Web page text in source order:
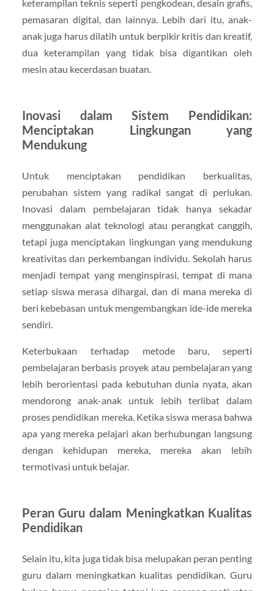
keterampilan teknis seperti pengkodean, desain grafis,
pemasaran digital, dan lainnya. Lebih dari itu, anak-
anak juga harus dilatih untuk berpikir kritis dan kreatif,
dua keterampilan yang tidak bisa digantikan oleh
mesin atau kecerdasan buatan.
Inovasi dalam Sistem Pendidikan:
Menciptakan Lingkungan yang
Mendukung
Untuk menciptakan pendidikan berkualitas,
perubahan sistem yang radikal sangat di perlukan.
Inovasi dalam pembelajaran tidak hanya sekadar
menggunakan alat teknologi atau perangkat canggih,
tetapi juga menciptakan lingkungan yang mendukung
kreativitas dan perkembangan individu. Sekolah harus
menjadi tempat yang menginspirasi, tempat di mana
setiap siswa merasa dihargai, dan di mana mereka di
beri kebebasan untuk mengembangkan ide-ide mereka
sendiri.
Keterbukaan terhadap metode baru, seperti
pembelajaran berbasis proyek atau pembelajaran yang
lebih berorientasi pada kebutuhan dunia nyata, akan
mendorong anak-anak untuk lebih terlibat dalam
proses pendidikan mereka. Ketika siswa merasa bahwa
apa yang mereka pelajari akan berhubungan langsung
dengan kehidupan mereka, mereka akan lebih
termotivasi untuk belajar.
Peran Guru dalam Meningkatkan Kualitas
Pendidikan
Selain itu, kita juga tidak bisa melupakan peran penting
guru dalam meningkatkan kualitas pendidikan. Guru